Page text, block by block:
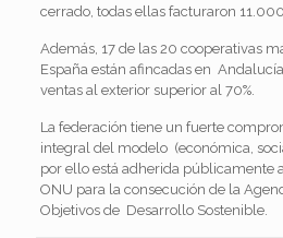
cerrado, todas ellas facturaron
Además, 17 de las 20 cooperativas
España están afincadas en
ventas al exterior superior al 70%.
La federación tiene un fuerte
integral del modelo (económica,
por ello está adherida públicamente
ONU para la consecución de la
Objetivos de Desarrollo Sostenible.